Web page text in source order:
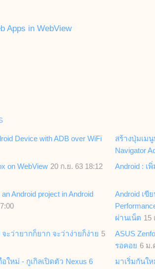
Apps in WebView
Device with ADB over WiFi
สร้างปุ่มเมนู
Navigator
on WebView 20 ก.ย. 63 18:12 Android : เ
Android project in Android
Android เขี
ผ่านเน็ต 15
จะว่ายากก็ยาก จะว่าง่ายก็ง่าย 5
ASUS
รอคอย 6 ม.
ใหม่ - กูเกิลเปิดตัว Nexus 6
มาเริ่มกันใ